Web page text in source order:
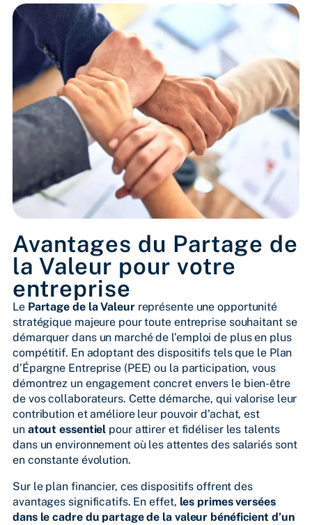
Avantages du Partage de
la Valeur pour votre
entreprise
Le Partage de la Valeurreprésente une opportunité
stratégique majeure pour toute entreprise souhaitant se
démarquer dans un marché de l’emploi de plus en plus
compétitif. En adoptant des dispositifs tels que le Plan
d’Épargne Entreprise (PEE) ou la participation, vous
démontrez un engagement concret envers le bien-être
de vos collaborateurs. Cette démarche, qui valorise leur
contribution et améliore leur pouvoir d’achat, est
un atout essentiel pour attirer et fidéliser les talents
dans un environnement où les attentes des salariés sont
en constante évolution.
Sur le plan financier, ces dispositifs offrent des
avantages significatifs. En effet, les primes versées
dans le cadre du partage de la valeur bénéficient d’un